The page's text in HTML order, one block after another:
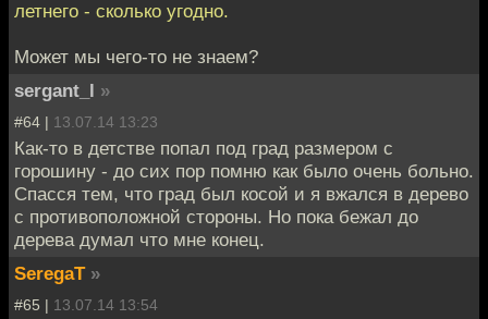
летнего - сколько угодно.
Может мы чего-то не знаем?
sergant_l »
#64 | 13.07.14 13:23
Как-то в детстве попал под град размером с
горошину - до сих пор помню как было очень больно.
Спасся тем, что град был косой и я вжался в дерево
с противоположной стороны. Но пока бежал до
дерева думал что мне конец.
SeregaT »
#65 | 13.07.14 13:54